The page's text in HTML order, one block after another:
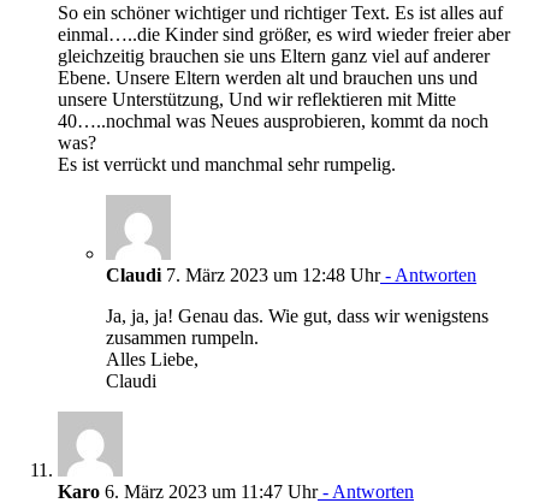
So ein schöner wichtiger und richtiger Text. Es ist alles auf
einmal…..die Kinder sind größer, es wird wieder freier aber
gleichzeitig brauchen sie uns Eltern ganz viel auf anderer
Ebene. Unsere Eltern werden alt und brauchen uns und
unsere Unterstützung, Und wir reflektieren mit Mitte
40…..nochmal was Neues ausprobieren, kommt da noch
was?
Es ist verrückt und manchmal sehr rumpelig.
Claudi 7. März 2023 um 12:48 Uhr- Antworten
Ja, ja, ja! Genau das. Wie gut, dass wir wenigstens
zusammen rumpeln.
Alles Liebe,
Claudi
Karo 6. März 2023 um 11:47 Uhr- Antworten